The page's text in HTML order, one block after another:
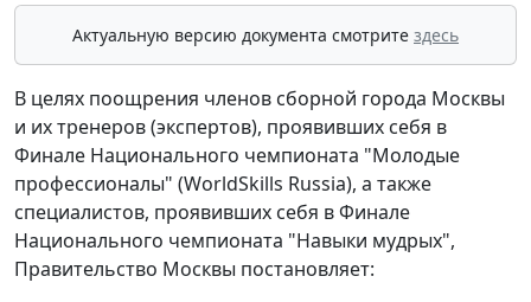
Актуальную версию документа смотрите здесь
В целях поощрения членов сборной города Москвы
и их тренеров (экспертов), проявивших себя в
Финале Национального чемпионата "Молодые
профессионалы" (WorldSkills Russia), а также
специалистов, проявивших себя в Финале
Национального чемпионата "Навыки мудрых",
Правительство Москвы постановляет: